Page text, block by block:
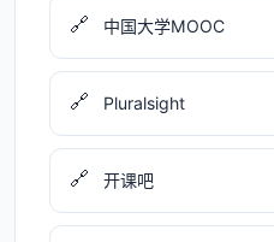
🔗 中国大学MOOC
🔗 Pluralsight
🔗 开课吧